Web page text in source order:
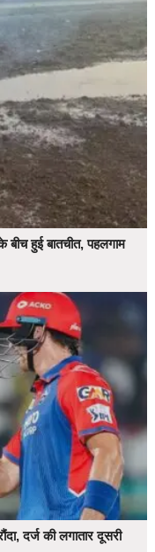
हुई बातचीत, पहलगाम
दर्ज की लगातार दूसरी